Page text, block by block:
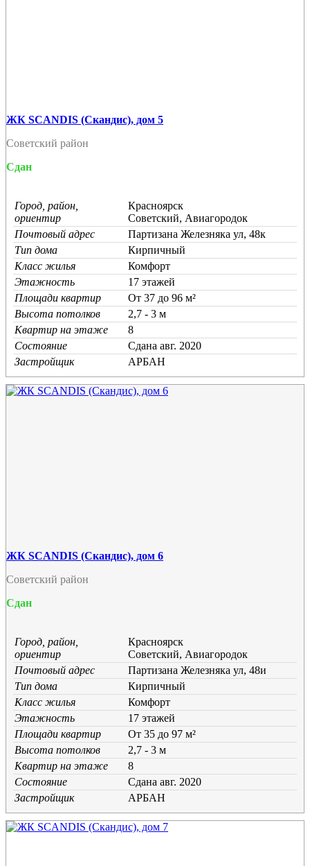
ЖК SCANDIS (Скандис), дом 5
Советский район
Сдан
Город, район,
ориентир
Красноярск
Советский, Авиагородок
Почтовый адрес
Партизана Железняка ул, 48к
Тип дома
Кирпичный
Класс жилья
Комфорт
Этажность
17 этажей
Площади квартир
От 37 до 96 м²
Высота потолков
2,7 - 3 м
Квартир на этаже
8
Состояние
Cдана авг. 2020
Застройщик
АРБАН
ЖК SCANDIS (Скандис), дом 6
Советский район
Сдан
Город, район,
ориентир
Красноярск
Советский, Авиагородок
Почтовый адрес
Партизана Железняка ул, 48и
Тип дома
Кирпичный
Класс жилья
Комфорт
Этажность
17 этажей
Площади квартир
От 35 до 97 м²
Высота потолков
2,7 - 3 м
Квартир на этаже
8
Состояние
Cдана авг. 2020
Застройщик
АРБАН